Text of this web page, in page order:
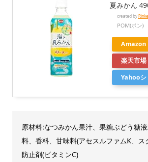
夏みかん
created by
POM(ポン)
Amazon
楽天市場
Yahooシ
原材料:なつみかん果汁、果糖ぶどう糖
料、香料、甘味料(アセスルファムK、ス
防止剤(ビタミンC)